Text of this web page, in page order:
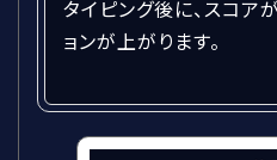
タイピング後に、スコア
ョンが上がります。